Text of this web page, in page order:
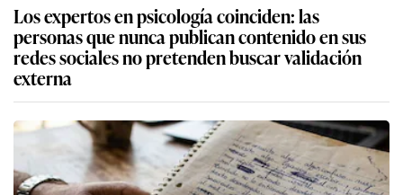
Los expertos en psicología coinciden: las
personas que nunca publican contenido en sus
redes sociales no pretenden buscar validación
externa